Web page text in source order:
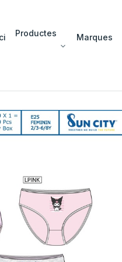
Productes Marques